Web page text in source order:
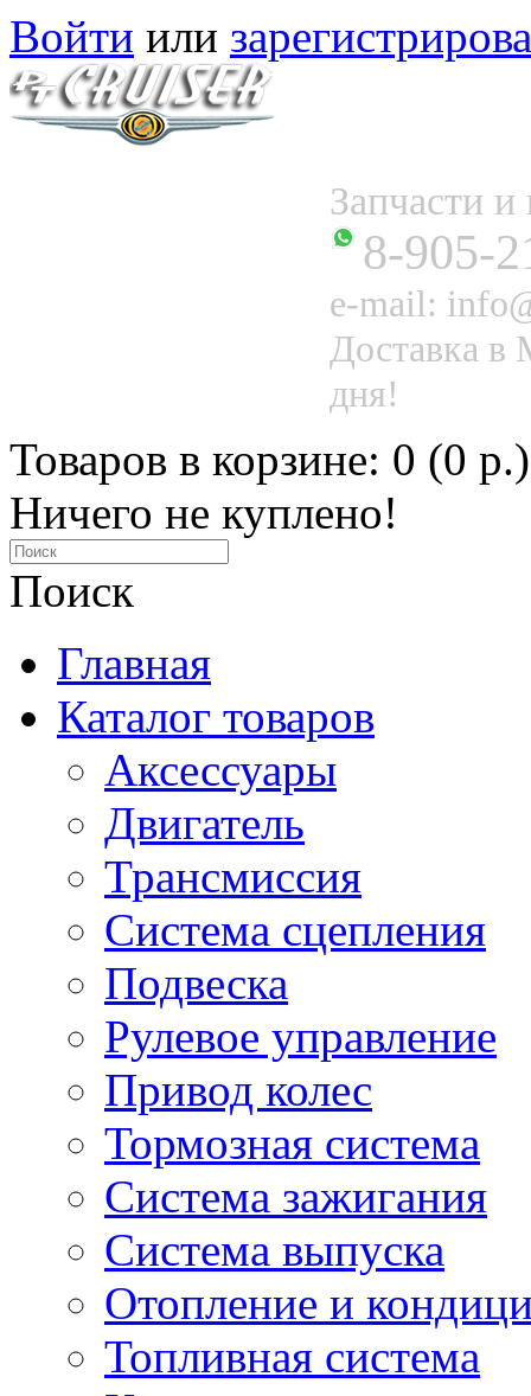
Войти или
Запчасти
8-905-
e-mail:
Доставка в
дня!
Товаров в корзине: 0 (0 р.)
Ничего не куплено!
Поиск
Главная
Каталог товаров
Аксессуары
Двигатель
Трансмиссия
Система сцепления
Подвеска
Рулевое управление
Привод колес
Тормозная система
Система зажигания
Система выпуска
Отопление и
Топливная система